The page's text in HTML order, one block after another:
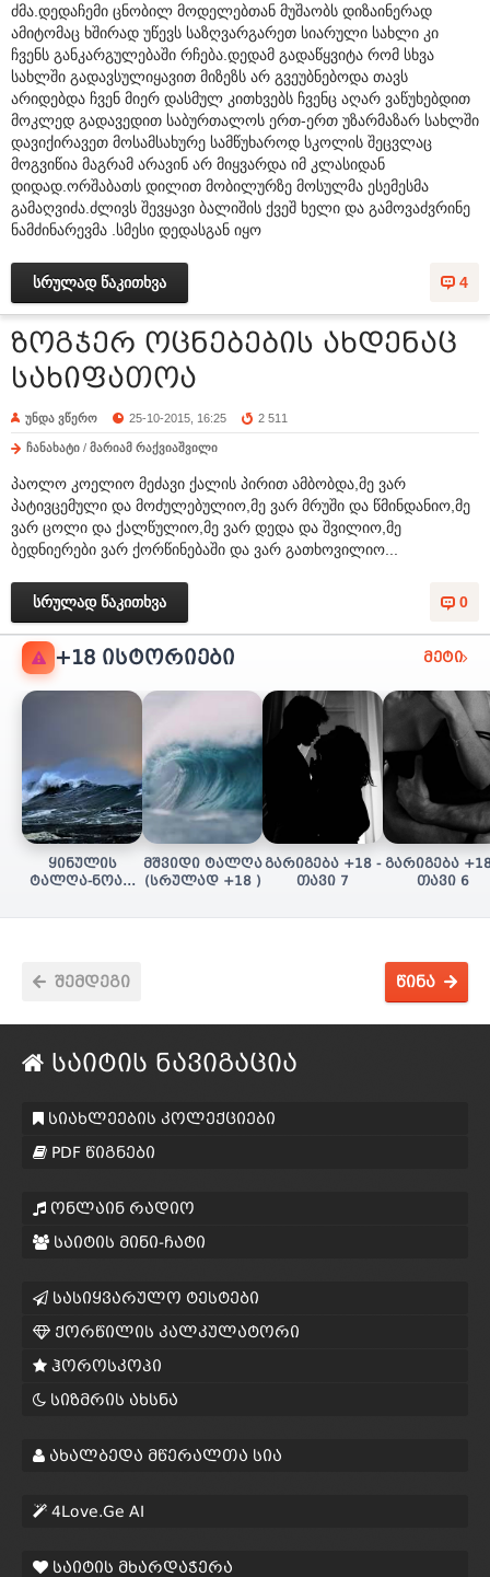
ძმა.დედაჩემი ცნობილ მოდელებთან მუშაობს დიზაინერად
ამიტომაც ხშირად უწევს საზღვარგარეთ სიარული სახლი კი
ჩვენს განკარგულებაში რჩება.დედამ გადაწყვიტა რომ სხვა
სახლში გადავსულიყავით მიზეზს არ გვეუბნებოდა თავს
არიდებდა ჩვენ მიერ დასმულ კითხვებს ჩვენც აღარ ვაწუხებდით
მოკლედ გადავედით საბურთალოს ერთ-ერთ უზარმაზარ სახლში
დავიქირავეთ მოსამსახურე სამწუხაროდ სკოლის შეცვლაც
მოგვიწია მაგრამ არავინ არ მიყვარდა იმ კლასიდან
დიდად.ორშაბათს დილით მობილურზე მოსულმა ესემესმა
გამაღვიძა.ძლივს შევყავი ბალიშის ქვეშ ხელი და გამოვაძვრინე
ნამძინარევმა .სმესი დედასგან იყო
4
სრულად წაკითხვა
ზოგჯერ ოცნებების ახდენაც
სახიფათოა
უნდა ვწერო 25-10-2015, 16:25 2 511
ჩანახატი / მარიამ რაქვიაშვილი
პაოლო კოელიო მეძავი ქალის პირით ამბობდა,მე ვარ
პატივცემული და მოძულებულიო,მე ვარ მრუში და წმინდანიო,მე
ვარ ცოლი და ქალწულიო,მე ვარ დედა და შვილიო,მე
ბედნიერები ვარ ქორწინებაში და ვარ გათხოვილიო...
0
სრულად წაკითხვა
+18 ᲘᲡᲢᲝᲠᲘᲔᲑᲘ მეტი
ყინულის
ტალღა-ნოას/
(+18 სრულად)
მშვიდი ტალღა
(სრულად +18 )
გარიგება +18 -
თავი 7
გარიგება
თავი 6
წინა
შემდეგი
საიტის ნავიგაცია
სიახლეების კოლექციები
PDF წიგნები
ონლაინ რადიო
საიტის მინი-ჩატი
სასიყვარულო ტესტები
ქორწილის კალკულატორი
ჰოროსკოპი
სიზმრის ახსნა
ახალბედა მწერალთა სია
4Love.Ge AI
საიტის მხარდაჭერა